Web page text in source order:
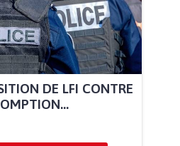
DE LFI CONTRE